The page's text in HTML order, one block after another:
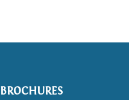
BROCHURES